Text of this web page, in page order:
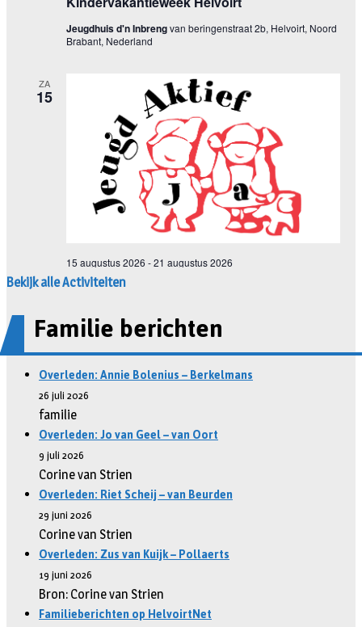
Bekijk alle Activiteiten
Familie berichten
Overleden: Annie Bolenius – Berkelmans
26 juli 2026
familie
Overleden: Jo van Geel – van Oort
9 juli 2026
Corine van Strien
Overleden: Riet Scheij – van Beurden
29 juni 2026
Corine van Strien
Overleden: Zus van Kuijk – Pollaerts
19 juni 2026
Bron: Corine van Strien
Familieberichten op HelvoirtNet